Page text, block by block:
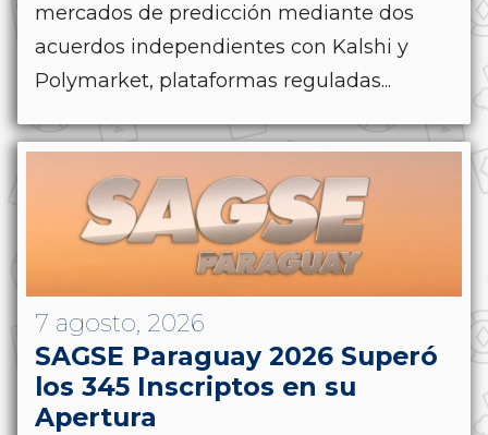
mercados de predicción mediante dos
acuerdos independientes con Kalshi y
Polymarket, plataformas reguladas...
7 agosto, 2026
SAGSE Paraguay 2026 Superó
los 345 Inscriptos en su
Apertura